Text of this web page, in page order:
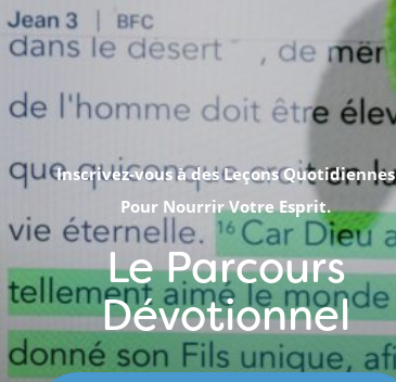
Inscrivez-vous à des Leçons Quotidiennes
Pour Nourrir Votre Esprit.
Le Parcours
Dévotionnel